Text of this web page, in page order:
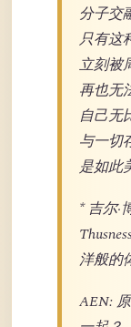
分子交
只有这
立刻被
再也无
自己无
与一切
是如此
* 吉尔·
洋般的
AEN: